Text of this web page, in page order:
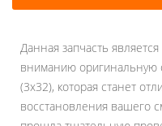
Данная запчасть
вниманию оригинальную
(3x32), которая станет
восстановления вашего